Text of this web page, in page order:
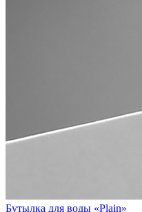
Бутылка для воды «Plain»